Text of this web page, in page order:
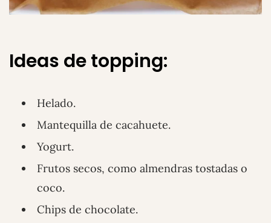
Ideas de topping:
Helado.
Mantequilla de cacahuete.
Yogurt.
Frutos secos, como almendras tostadas o
coco.
Chips de chocolate.